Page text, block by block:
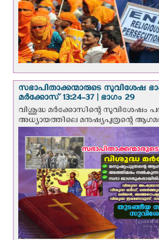
സഭാപിതാക്കന്മാരുടെ സുവിശേഷ
മര്‍ക്കോസ് 13:24-37 | ഭാഗം 29
വിശുദ്ധ മര്‍ക്കോസിന്റെ സുവിശേഷം
അധ്യായത്തിലെ മനുഷ്യപുത്രന്റെ